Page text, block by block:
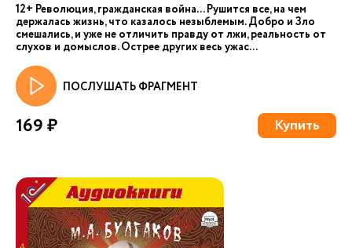
12+ Революция, гражданская война... Рушится все, на чем
держалась жизнь, что казалось незыблемым. Добро и Зло
смешались, и уже не отличить правду от лжи, реальность от
слухов и домыслов. Острее других весь ужас...
ПОСЛУШАТЬ ФРАГМЕНТ
169 ₽ Купить